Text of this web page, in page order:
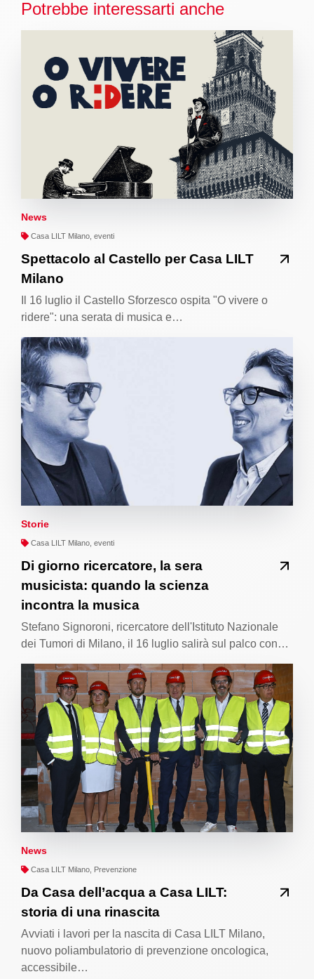
Potrebbe interessarti anche
News
Casa LILT Milano, eventi
Spettacolo al Castello per Casa LILT
Milano
Il 16 luglio il Castello Sforzesco ospita "O vivere o
ridere": una serata di musica e…
Storie
Casa LILT Milano, eventi
Di giorno ricercatore, la sera
musicista: quando la scienza
incontra la musica
Stefano Signoroni, ricercatore dell'Istituto Nazionale
dei Tumori di Milano, il 16 luglio salirà sul palco con…
News
Casa LILT Milano, Prevenzione
Da Casa dell’acqua a Casa LILT:
storia di una rinascita
Avviati i lavori per la nascita di Casa LILT Milano,
nuovo poliambulatorio di prevenzione oncologica,
accessibile…